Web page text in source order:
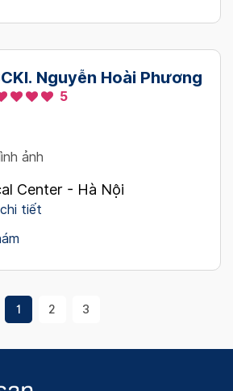
Nguyễn Hoài Phương
5
ảnh
Center - Hà Nội
tiết
1 2 3